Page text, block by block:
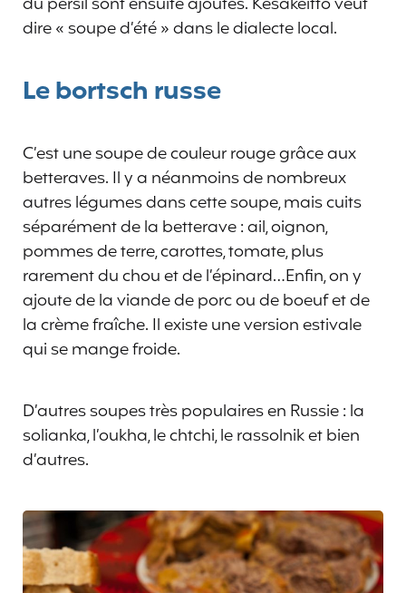
dire « soupe d’été » dans le dialecte local.
Le bortsch russe
C’est une soupe de couleur rouge grâce aux
betteraves. Il y a néanmoins de nombreux
autres légumes dans cette soupe, mais cuits
séparément de la betterave : ail, oignon,
pommes de terre, carottes, tomate, plus
rarement du chou et de l’épinard…Enfin, on y
ajoute de la viande de porc ou de boeuf et de
la crème fraîche. Il existe une version estivale
qui se mange froide.
D’autres soupes très populaires en Russie : la
solianka, l’oukha, le chtchi, le rassolnik et bien
d’autres.